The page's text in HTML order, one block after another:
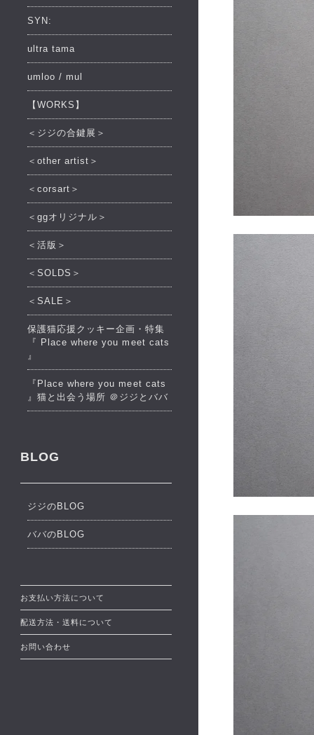
SYN:
ultra tama
umloo / mul
【WORKS】
＜ジジの合鍵展＞
＜other artist＞
＜corsart＞
＜ggオリジナル＞
＜活版＞
＜SOLDS＞
＜SALE＞
保護猫応援クッキー企画・特集
『 Place where you meet cats
』
『Place where you meet cats
』猫と出会う場所 ＠ジジとババ
BLOG
ジジのBLOG
ババのBLOG
お支払い方法について
配送方法・送料について
お問い合わせ